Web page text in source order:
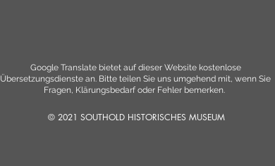
Google Translate bietet auf dieser Website kostenlose
Übersetzungsdienste an. Bitte teilen Sie uns umgehend mit, wenn Sie
Fragen, Klärungsbedarf oder Fehler bemerken.
© 2021 SOUTHOLD HISTORISCHES MUSEUM